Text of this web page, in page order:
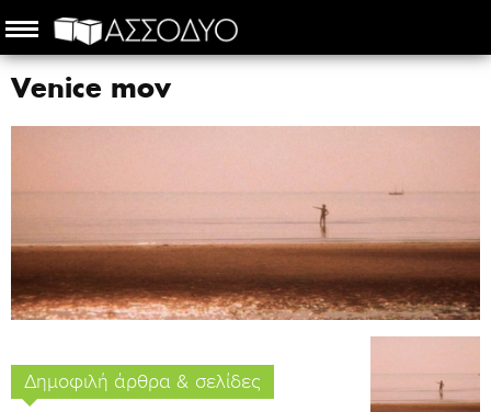
Venice mov
Δημοφιλή άρθρα & σελίδες